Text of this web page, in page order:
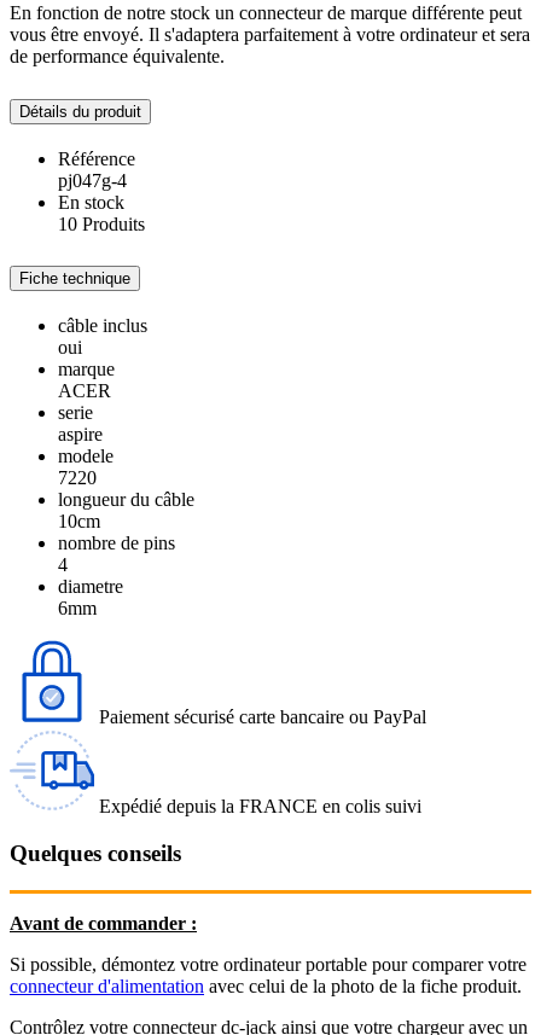
En fonction de notre stock un connecteur de marque différente peut
vous être envoyé. Il s'adaptera parfaitement à votre ordinateur et sera
de performance équivalente.
Détails du produit
Référence
pj047g-4
En stock
10 Produits
Fiche technique
câble inclus
oui
marque
ACER
serie
aspire
modele
7220
longueur du câble
10cm
nombre de pins
4
diametre
6mm
Paiement sécurisé carte bancaire ou PayPal
Expédié depuis la FRANCE en colis suivi
Quelques conseils
Avant de commander :
Si possible, démontez votre ordinateur portable pour comparer votre
connecteur d'alimentation avec celui de la photo de la fiche produit.
Contrôlez votre connecteur dc-jack ainsi que votre chargeur avec un